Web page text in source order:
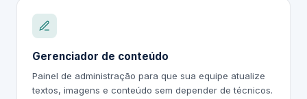
Gerenciador de conteúdo
Painel de administração para que sua equipe atualize
textos, imagens e conteúdo sem depender de técnicos.